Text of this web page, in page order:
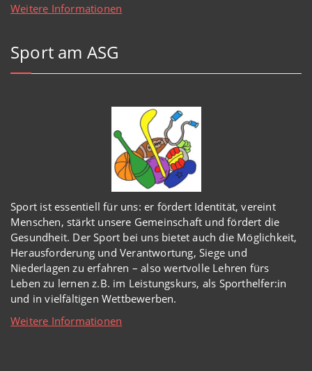
Weitere Informationen
Sport am ASG
Sport ist essentiell für uns: er fördert Identität, vereint
Menschen, stärkt unsere Gemeinschaft und fördert die
Gesundheit. Der Sport bei uns bietet auch die Möglichkeit,
Herausforderung und Verantwortung, Siege und
Niederlagen zu erfahren – also wertvolle Lehren fürs
Leben zu lernen z.B. im Leistungskurs, als Sporthelfer:in
und in vielfältigen Wettbewerben.
Weitere Informationen